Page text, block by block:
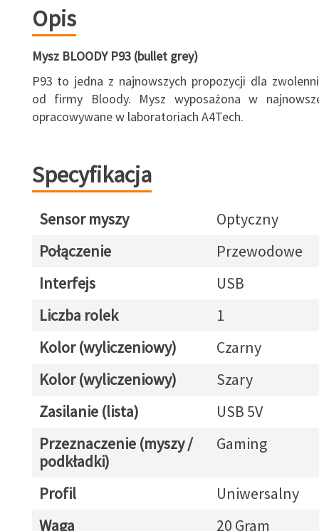
Opis
Mysz BLOODY P93 (bullet grey)
P93 to jedna z najnowszych propozycji dla
od firmy Bloody. Mysz wyposażona w
opracowywane w laboratoriach A4Tech.
Specyfikacja
Sensor myszy
Optyczny
Połączenie
Przewodowe
Interfejs
USB
Liczba rolek
1
Kolor (wyliczeniowy)
Czarny
Kolor (wyliczeniowy)
Szary
Zasilanie (lista)
USB 5V
Przeznaczenie (myszy /
podkładki)
Gaming
Profil
Uniwersalny
Waga
20 Gram